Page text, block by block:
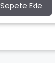
Sepete Ekle